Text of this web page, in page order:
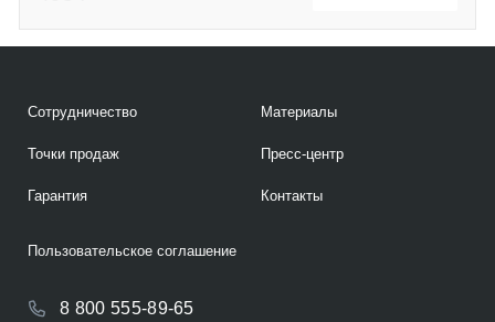
Сотрудничество
Точки продаж
Гарантия
Материалы
Пресс-центр
Контакты
8 800 555-89-65
Пользовательское соглашение